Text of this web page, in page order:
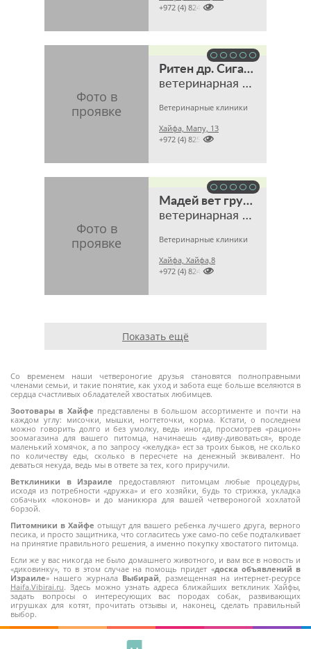
Со временем наши четвероногие друзья становятся полноправными
членами семьи, и такие понятие, как уход и забота еще больше вселяются в
сердца счастливых обладателей хвостатых любимцев.
Зоотовары в Хайфе представлены в большом ассортименте и почти на
каждом углу: мисочки, мышки, ногтеточки, корма. Кстати, о последнем
можно говорить долго и без умолку, ведь иногда, просмотрев «рацион»
зоомагазина для вашего питомца, начинаешь «диву-дивоваться», вроде
маленький хомячок, а по запросу «желудка» ест за троих быков, не сколько
по количеству еды, сколько в пересчете на денежный эквивалент. Но
деваться некуда, ведь мы в ответе за тех, кого приручили.
Ветклиники в Израиле предоставляют питомцам любые процедуры,
исходя из потребности «дружка» и его хозяйки, будь то стрижка, укладка
собачьих «локонов» и до маникюра для вашей четвероногой хохлатой
борзой.
Питомники в Хайфе отыщут для вашего ребенка лучшего друга, верного
песика, и просто защитника, что согласитесь уже само-по себе подталкивает
на принятие правильного решения, а именно покупку хвостатого питомца.
Если же у вас никогда не было домашнего животного, и вам все в новость и
«диковинку», то в этом случае на помощь придет «доска объявлений в
Израиле» нашего журнала Выбирай, размещенная на интернет-ресурсе
Haifa.Vibirai.ru. Здесь можно узнать адреса ближайших ветклиник Хайфы,
задать вопросы о интересующих вас породах собак, развивающих
игрушках для котят, прочитать отзывы и, наконец, сделать правильный
выбор.

+972 (4) 8244408
Ритен др. Сигаль
ветеринарная клиника
Ветеринарные клиники
Хайфа, Мапу, 13

+972 (4) 8252076
Мадей вет груп лиметед
ветеринарная клиника
Ветеринарные клиники
Хайфа, Хайфа,8

+972 (4) 8247332
Показать ещё